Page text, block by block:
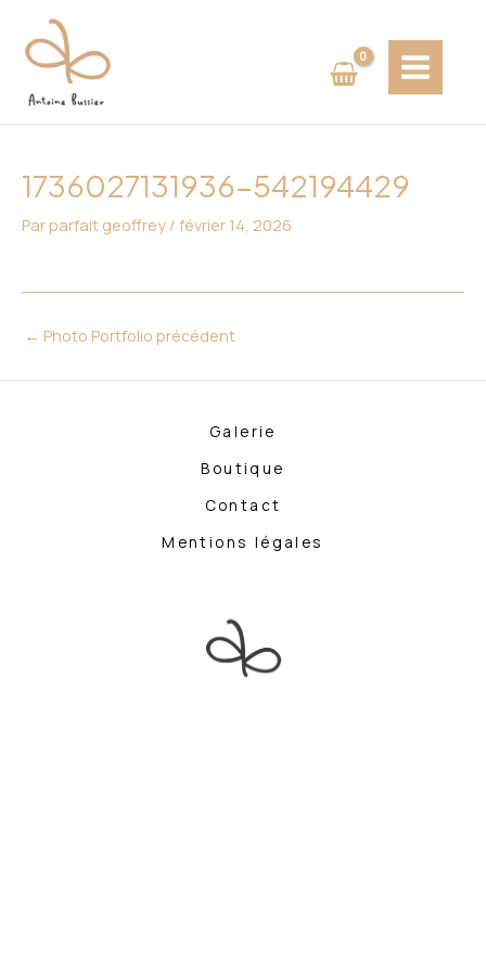
contenu
MENU
1736027131936-542194429
Parparfait geoffrey / février 14, 2026
des
articles
← Photo Portfolio précédent
Galerie
Boutique
Contact
Mentions légales